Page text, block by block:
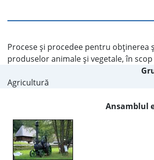
Procese şi procedee pentru obţinerea
produselor animale şi vegetale, în
Agricultură
Ansamblul